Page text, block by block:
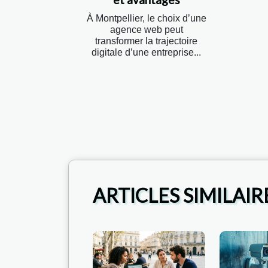
À Montpellier, le choix d’une
agence web peut
transformer la trajectoire
digitale d’une entreprise...
ARTICLES